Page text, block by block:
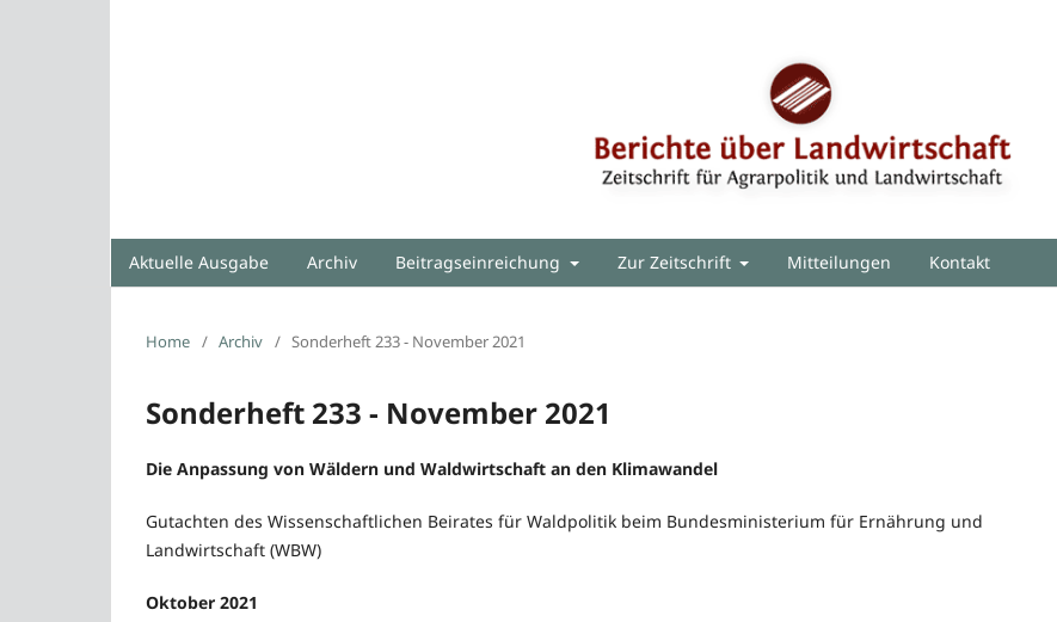
Aktuelle Ausgabe Archiv Beitragseinreichung Zur Zeitschrift Mitteilungen Kontakt
Home / Archiv / Sonderheft 233 - November 2021
Sonderheft 233 - November 2021
Die Anpassung von Wäldern und Waldwirtschaft an den Klimawandel
Gutachten des Wissenschaftlichen Beirates für Waldpolitik beim Bundesministerium für Ernährung und
Landwirtschaft (WBW)
Oktober 2021